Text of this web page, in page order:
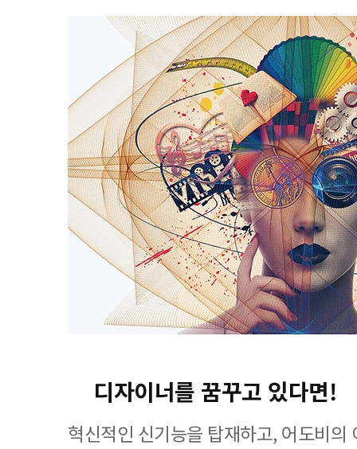
디자이너를 꿈꾸고 있다면!
혁신적인 신기능을 탑재하고, 어도비